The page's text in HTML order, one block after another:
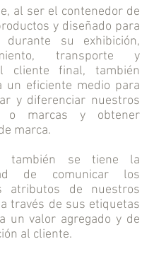
al ser el contenedor de
y diseñado para
durante su exhibición,
transporte y
cliente final, también
un eficiente medio para
y diferenciar nuestros
o marcas y obtener
marca.
también se tiene la
de comunicar los
atributos de nuestros
través de sus etiquetas
un valor agregado y de
al cliente.